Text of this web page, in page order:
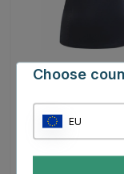
PIKEUR
Poloshirt Core
€79.95
Choose
EU